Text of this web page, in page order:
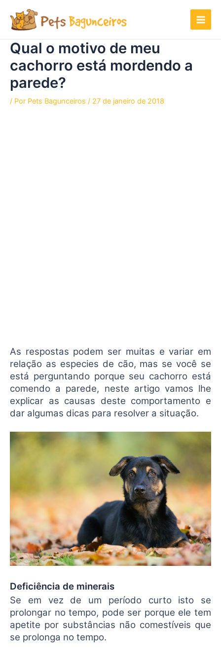
para
conteúdo
Qual o motivo de meu
cachorro está mordendo a
parede?
/ Por Pets Bagunceiros / 27 de janeiro de 2018
As respostas podem ser muitas e variar em
relação as especies de cão, mas se você se
está perguntando porque seu cachorro está
comendo a parede, neste artigo vamos lhe
explicar as causas deste comportamento e
dar algumas dicas para resolver a situação.
Deficiência de minerais
Se em vez de um período curto isto se
prolongar no tempo, pode ser porque ele tem
apetite por substâncias não comestíveis que
se prolonga no tempo.